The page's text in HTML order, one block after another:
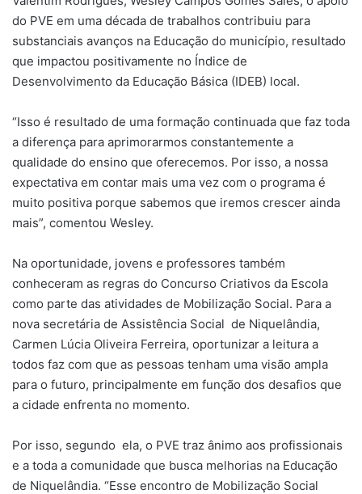
do PVE em uma década de trabalhos contribuiu para
substanciais avanços na Educação do município, resultado
que impactou positivamente no Índice de
Desenvolvimento da Educação Básica (IDEB) local.
“Isso é resultado de uma formação continuada que faz toda
a diferença para aprimorarmos constantemente a
qualidade do ensino que oferecemos. Por isso, a nossa
expectativa em contar mais uma vez com o programa é
muito positiva porque sabemos que iremos crescer ainda
mais”, comentou Wesley.
Na oportunidade, jovens e professores também
conheceram as regras do Concurso Criativos da Escola
como parte das atividades de Mobilização Social. Para a
nova secretária de Assistência Social de Niquelândia,
Carmen Lúcia Oliveira Ferreira, oportunizar a leitura a
todos faz com que as pessoas tenham uma visão ampla
para o futuro, principalmente em função dos desafios que
a cidade enfrenta no momento.
Por isso, segundo ela, o PVE traz ânimo aos profissionais
e a toda a comunidade que busca melhorias na Educação
de Niquelândia. “Esse encontro de Mobilização Social